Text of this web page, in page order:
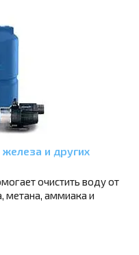
и других
очистить воду от
метана, аммиака и